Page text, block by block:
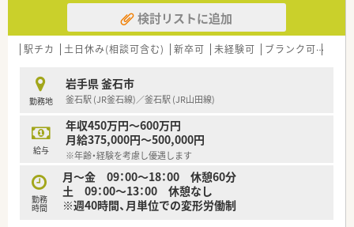
検討リストに追加
駅チカ 土日休み(相談可含む) 新卒可 未経験可 ブランク可
勤務地
岩手県 釜石市
釜石駅 (JR釜石線)／釜石駅 (JR山田線)
給与
年収450万円～600万円
月給375,000円～500,000円
※年齢・経験を考慮し優遇します
勤務
時間
月～金 09：00～18：00 休憩60分
土 09：00～13：00 休憩なし
※週40時間、月単位での変形労働制